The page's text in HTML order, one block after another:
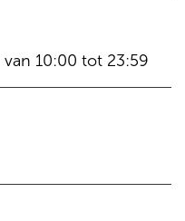
van 10:00 tot 23:59